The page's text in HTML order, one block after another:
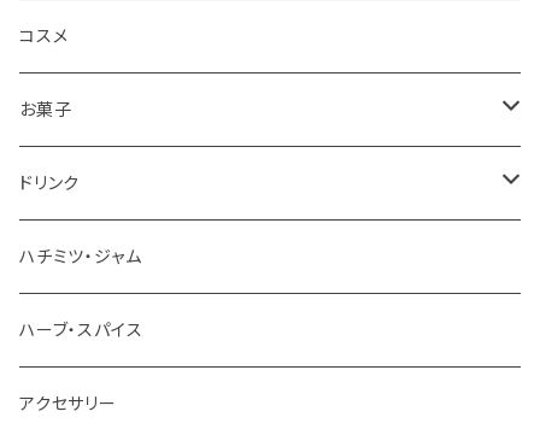
コスメ
お菓子
チョコレート
ドリンク
お茶
ホットチョコレート
ハチミツ・ジャム
ハーブ・スパイス
アクセサリー